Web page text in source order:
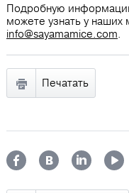
Подробную
можете узнать у
info@sayamamice.com.
Печатать